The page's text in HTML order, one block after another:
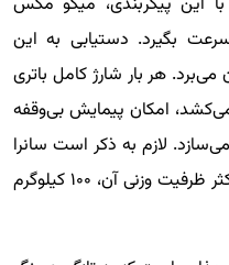
ساعت سرعت بگیرد. دستیابی به این
۹.۸ ثانیه زمان می‌برد. هر بار شارژ کامل باتری
۴ ساعت طول می‌کشد، امکان پیمایش بی‌وقفه
را فراهم می‌سازد. لازم به ذکر است سانرا
میکو مکس تک‌سرنشین بوده و حداکثر ظرفیت وزنی آن، ۱۰۰ کیلوگرم